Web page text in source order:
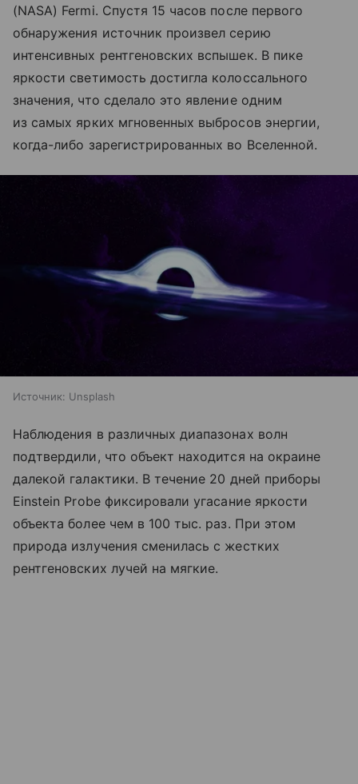
(NASA) Fermi. Спустя 15 часов после первого
обнаружения источник произвел серию
интенсивных рентгеновских вспышек. В пике
яркости светимость достигла колоссального
значения, что сделало это явление одним
из самых ярких мгновенных выбросов энергии,
когда-либо зарегистрированных во Вселенной.
Источник: Unsplash
Наблюдения в различных диапазонах волн
подтвердили, что объект находится на окраине
далекой галактики. В течение 20 дней приборы
Einstein Probe фиксировали угасание яркости
объекта более чем в 100 тыс. раз. При этом
природа излучения сменилась с жестких
рентгеновских лучей на мягкие.